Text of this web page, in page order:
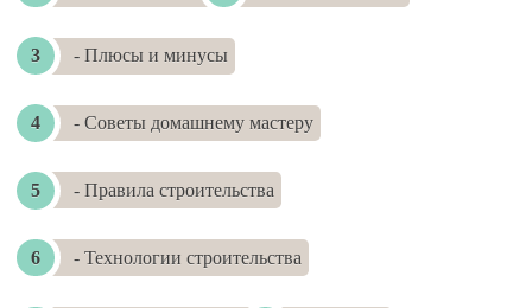
- Плюсы и минусы
- Советы домашнему мастеру
- Правила строительства
- Технологии строительства